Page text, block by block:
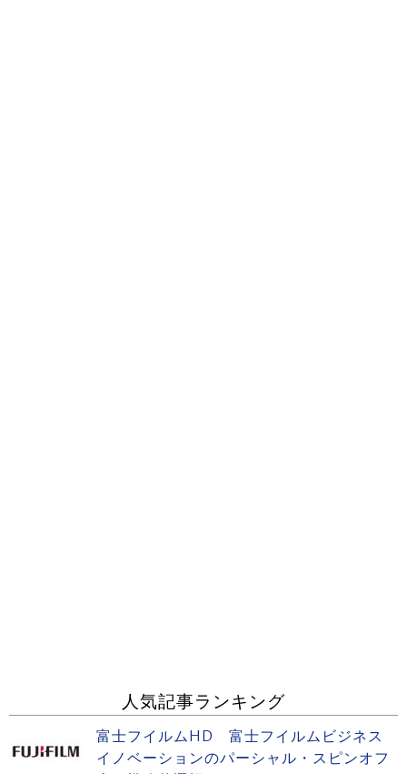
人気記事ランキング
富士フイルムHD 富士フイルムビジネス
イノベーションのパーシャル・スピンオフ